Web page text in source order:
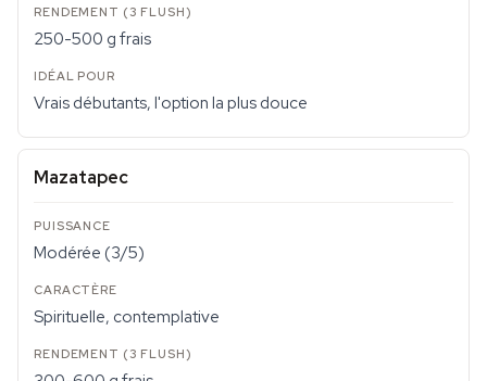
250-500 g frais
Vrais débutants, l'option la plus douce
Mazatapec
Modérée (3/5)
Spirituelle, contemplative